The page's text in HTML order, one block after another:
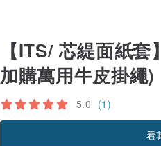
【ITS/ 芯緹面紙
加購萬用牛皮掛繩)
5.0 (1)
看